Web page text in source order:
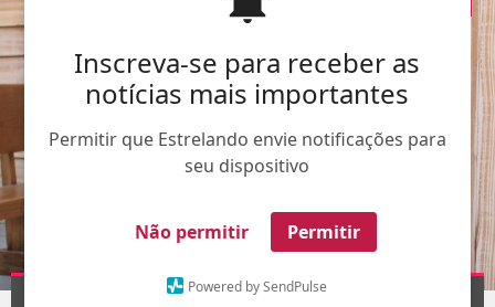
Inscreva-se para receber as
notícias mais importantes
Permitir que Estrelando envie notificações para
seu dispositivo
Não permitir Permitir
Powered by SendPulse
AgNews